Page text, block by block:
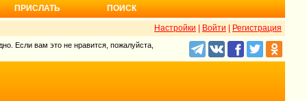
ПРИСЛАТЬ ПОИСК
Настройки Войти Регистрация
Если вам это не нравится, пожалуйста,